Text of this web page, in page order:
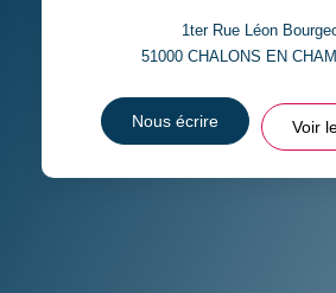
1ter Rue Léon
51000 CHALONS EN
Nous écrire Voir